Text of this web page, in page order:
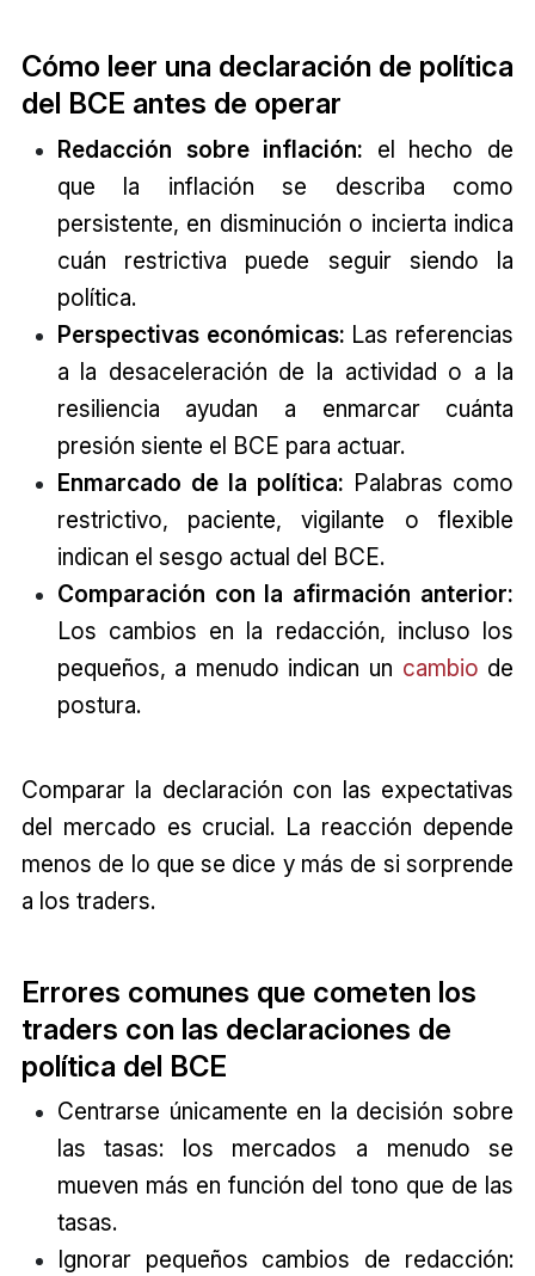
Cómo leer una declaración de política
del BCE antes de operar
Redacción sobre inflación: el hecho de
que la inflación se describa como
persistente, en disminución o incierta indica
cuán restrictiva puede seguir siendo la
política.
Perspectivas económicas: Las referencias
a la desaceleración de la actividad o a la
resiliencia ayudan a enmarcar cuánta
presión siente el BCE para actuar.
Enmarcado de la política: Palabras como
restrictivo, paciente, vigilante o flexible
indican el sesgo actual del BCE.
Comparación con la afirmación anterior:
Los cambios en la redacción, incluso los
pequeños, a menudo indican un cambio de
postura.
Comparar la declaración con las expectativas
del mercado es crucial. La reacción depende
menos de lo que se dice y más de si sorprende
a los traders.
Errores comunes que cometen los
traders con las declaraciones de
política del BCE
Centrarse únicamente en la decisión sobre
las tasas: los mercados a menudo se
mueven más en función del tono que de las
tasas.
Ignorar pequeños cambios de redacción: